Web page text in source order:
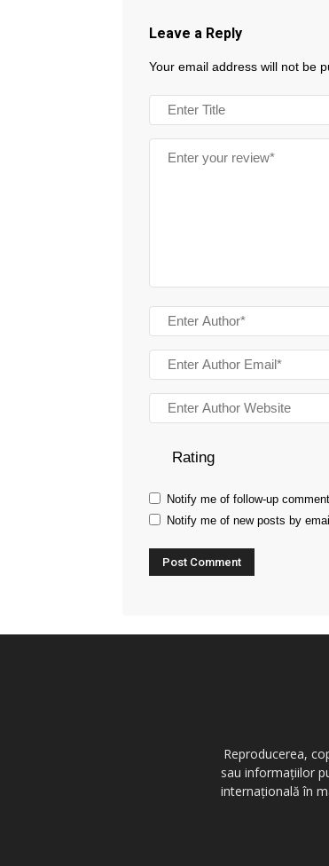
Leave a Reply
Your email address will not be
Rating
Notify me of follow-up
Notify me of new posts by email.
Reproducerea,
sau informațiilor
internațională în